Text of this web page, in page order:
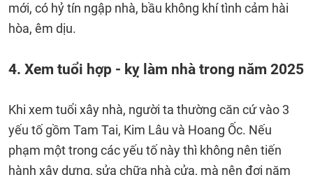
mới, có hỷ tín ngập nhà, bầu không khí tình cảm hài
hòa, êm dịu.
4. Xem tuổi hợp - kỵ làm nhà trong năm 2025
Khi xem tuổi xây nhà, người ta thường căn cứ vào 3
yếu tố gồm Tam Tai, Kim Lâu và Hoang Ốc. Nếu
phạm một trong các yếu tố này thì không nên tiến
hành xây dựng, sửa chữa nhà cửa, mà nên đợi năm